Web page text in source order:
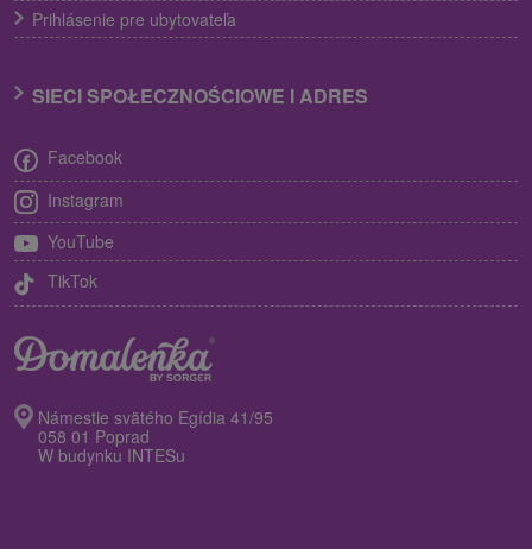
Prihlásenie pre ubytovateľa
SIECI SPOŁECZNOŚCIOWE I ADRES
Facebook
Instagram
YouTube
TikTok
Námestie svätého Egídia 41/95
058 01 Poprad
W budynku INTESu